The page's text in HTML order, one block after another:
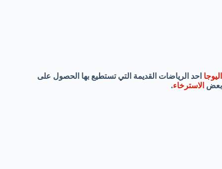
اليوجا احد الرياضات القديمة التي تستطيع بها الحصول على
بعض الاسترخاء.